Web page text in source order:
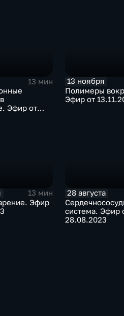
13 мин
Эфир от
13 ноября
Полимеры
Эфир от
13 мин
Эфир
28 августа
система. Эфир
28.08.2023